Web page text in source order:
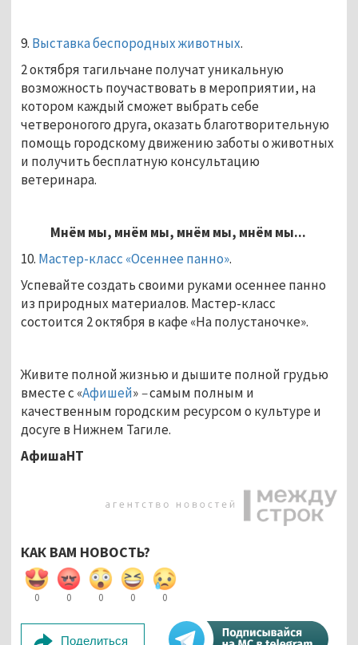
9. Выставка беспородных животных.
2 октября тагильчане получат уникальную
возможность поучаствовать в мероприятии, на
котором каждый сможет выбрать себе
четвероногого друга, оказать благотворительную
помощь городскому движению заботы о животных
и получить бесплатную консультацию
ветеринара.
Мнём мы, мнём мы, мнём мы, мнём мы...
10. Мастер-класс «Осеннее панно».
Успевайте создать своими руками осеннее панно
из природных материалов. Мастер-класс
состоится 2 октября в кафе «На полустаночке».
Живите полной жизнью и дышите полной грудью
вместе с «Афишей»–самым полным и
качественным городским ресурсом о культуре и
досуге в Нижнем Тагиле.
АфишаНТ
КАК ВАМ НОВОСТЬ?
0 0 0 0 0
Поделиться